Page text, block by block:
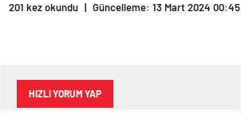
201 kez okundu | Güncelleme: 13 Mart 2024 00:45
HIZLI YORUM YAP